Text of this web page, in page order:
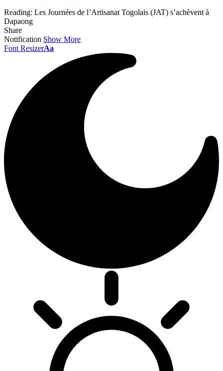
Reading: Les Journées de l’Artisanat Togolais (JAT) s’achèvent à
Dapaong
Share
Notification Show More
Font ResizerAa